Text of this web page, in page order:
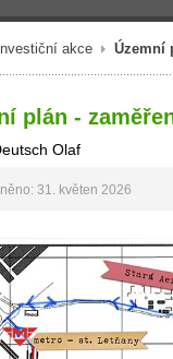
akce Územní
plán -
Olaf
31. květen 2026